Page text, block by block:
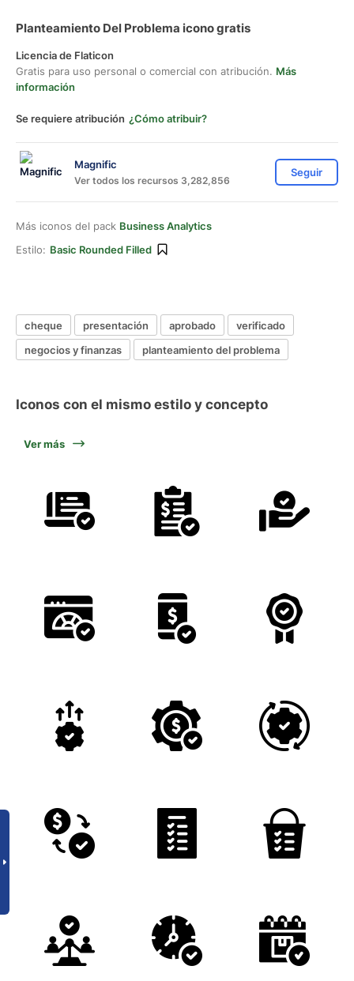
Planteamiento Del Problema icono gratis
Licencia de Flaticon
Gratis para uso personal o comercial con atribución. Más
información
Se requiere atribución ¿Cómo atribuir?
Magnific
Ver todos los recursos 3,282,856
Seguir
Más iconos del pack Business Analytics
Estilo: Basic Rounded Filled
cheque presentación aprobado
verificado
negocios y finanzas
planteamiento del problema
Iconos con el mismo estilo y concepto
Ver más